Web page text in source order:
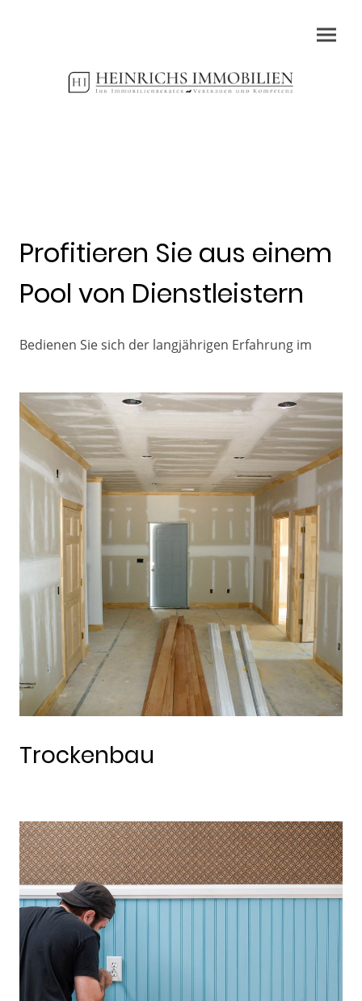
Profitieren Sie aus einem
Pool von Dienstleistern
Bedienen Sie sich der langjährigen Erfahrung im
Trockenbau